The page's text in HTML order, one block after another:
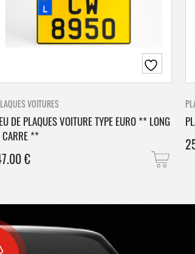
VOITURES
DE PLAQUES VOITURE TYPE EURO ** LONG
CARRE **
€